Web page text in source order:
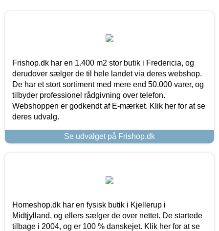
Frishop.dk har en 1.400 m2 stor butik i Fredericia, og
derudover sælger de til hele landet via deres webshop.
De har et stort sortiment med mere end 50.000 varer, og
tilbyder professionel rådgivning over telefon.
Webshoppen er godkendt af E-mærket. Klik her for at se
deres udvalg.
Se udvalget på Frishop.dk
Homeshop.dk har en fysisk butik i Kjellerup i
Midtjylland, og ellers sælger de over nettet. De startede
tilbage i 2004, og er 100 % danskejet. Klik her for at se